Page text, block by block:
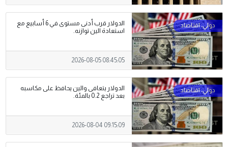
الدولار قرب أدنى مستوى في 6 أسابيع مع
استعادة الين توازنه.
2026-08-05 08:45:05
الدولار يتعافى والين يحافظ على مكاسبه
بعد تراجع 0.2 بالمئة.
2026-08-04 09:15:09